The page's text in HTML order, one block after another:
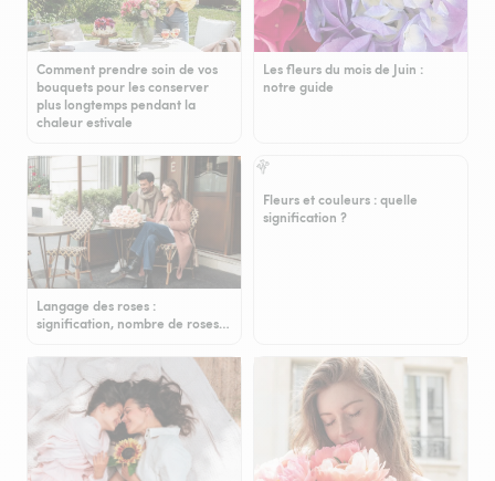
Comment prendre soin de vos
bouquets pour les conserver
plus longtemps pendant la
chaleur estivale
Les fleurs du mois de Juin :
notre guide
Langage des roses :
signification, nombre de roses…
Fleurs et couleurs : quelle
signification ?